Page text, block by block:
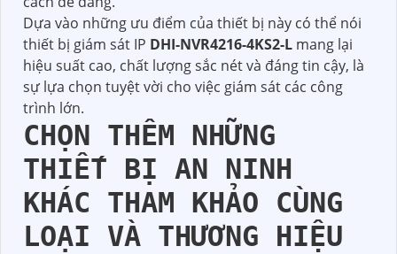
Dựa vào những ưu điểm của thiết bị này có thể nói
thiết bị giám sát IP DHI-NVR4216-4KS2-L mang lại
hiệu suất cao, chất lượng sắc nét và đáng tin cậy, là
sự lựa chọn tuyệt vời cho việc giám sát các công
trình lớn.
CHỌN THÊM NHỮNG
THIẾT BỊ AN NINH
KHÁC THAM KHẢO CÙNG
LOẠI VÀ THƯƠNG HIỆU